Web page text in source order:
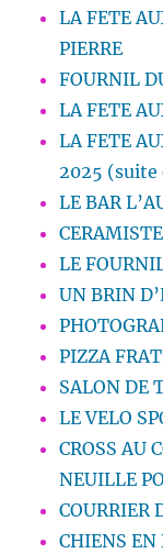
LA FETE
PIERRE
FOURNIL
LA FETE
LA FETE
2025
LE BAR
CERAMISTE
LE
UN BRIN
PIZZA
SALON DE
LE VELO
CROSS AU
NEUILLE
COURRIER
CHIENS